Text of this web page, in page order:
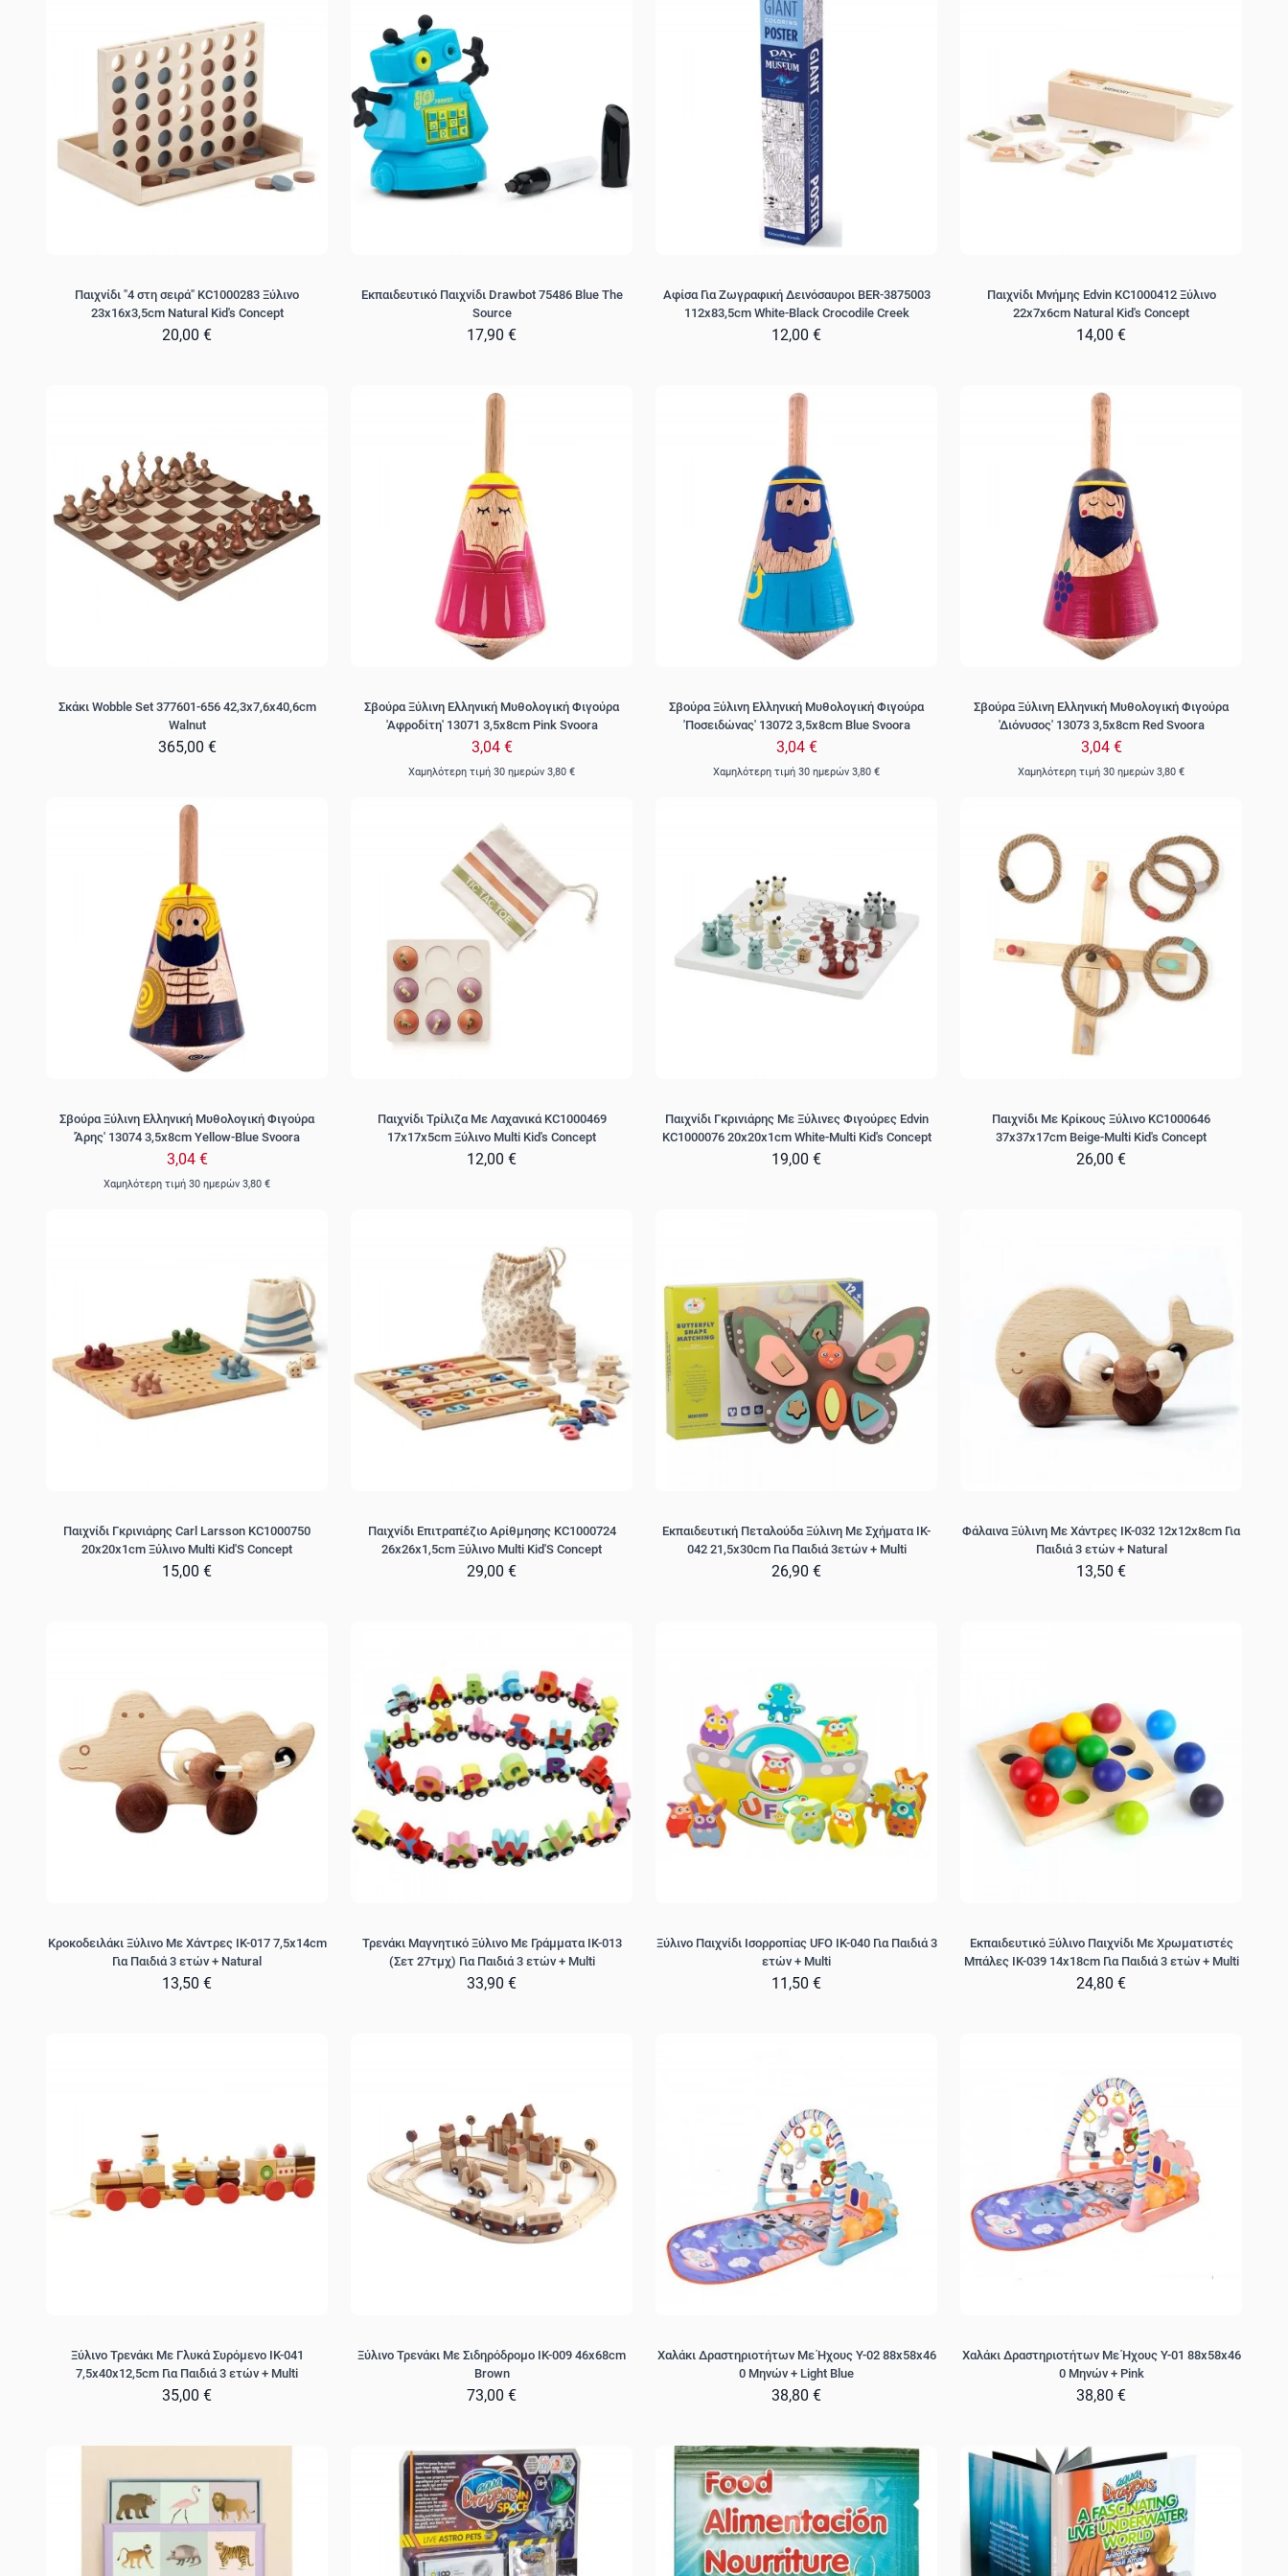
Παιχνίδι "4 στη σειρά" KC1000283 Ξύλινο
23x16x3,5cm Natural Kid's Concept
20,00 €
Εκπαιδευτικό Παιχνίδι Drawbot 75486 Blue The
Source
17,90 €
Αφίσα Για Ζωγραφική Δεινόσαυροι BER-3875003
112x83,5cm White-Black Crocodile Creek
12,00 €
Παιχνίδι Μνήμης Edvin KC1000412 Ξύλινο
22x7x6cm Natural Kid's Concept
14,00 €
Σκάκι Wobble Set 377601-656 42,3x7,6x40,6cm
Walnut
365,00 €
Σβούρα Ξύλινη Ελληνική Μυθολογική Φιγούρα
'Αφροδίτη' 13071 3,5x8cm Pink Svoora
3,04 €
Χαμηλότερη τιμή 30 ημερών 3,80 €
Σβούρα Ξύλινη Ελληνική Μυθολογική Φιγούρα
'Ποσειδώνας' 13072 3,5x8cm Blue Svoora
3,04 €
Χαμηλότερη τιμή 30 ημερών 3,80 €
Σβούρα Ξύλινη Ελληνική Μυθολογική Φιγούρα
'Διόνυσος' 13073 3,5x8cm Red Svoora
3,04 €
Χαμηλότερη τιμή 30 ημερών 3,80 €
Σβούρα Ξύλινη Ελληνική Μυθολογική Φιγούρα
'Άρης' 13074 3,5x8cm Yellow-Blue Svoora
3,04 €
Χαμηλότερη τιμή 30 ημερών 3,80 €
Παιχνίδι Τρίλιζα Με Λαχανικά KC1000469
17x17x5cm Ξύλινο Multi Kid's Concept
12,00 €
Παιχνίδι Γκρινιάρης Με Ξύλινες Φιγούρες Edvin
KC1000076 20x20x1cm White-Multi Kid's Concept
19,00 €
Παιχνίδι Με Κρίκους Ξύλινο KC1000646
37x37x17cm Beige-Multi Kid's Concept
26,00 €
Παιχνίδι Γκρινιάρης Carl Larsson KC1000750
20x20x1cm Ξύλινο Multi Kid'S Concept
15,00 €
Παιχνίδι Επιτραπέζιο Αρίθμησης KC1000724
26x26x1,5cm Ξύλινο Multi Kid'S Concept
29,00 €
Εκπαιδευτική Πεταλούδα Ξύλινη Με Σχήματα IK-
042 21,5x30cm Για Παιδιά 3ετών + Multi
26,90 €
Φάλαινα Ξύλινη Με Χάντρες IK-032 12x12x8cm Για
Παιδιά 3 ετών + Natural
13,50 €
Κροκοδειλάκι Ξύλινο Με Χάντρες IK-017 7,5x14cm
Για Παιδιά 3 ετών + Natural
13,50 €
Τρενάκι Μαγνητικό Ξύλινο Με Γράμματα IK-013
(Σετ 27τμχ) Για Παιδιά 3 ετών + Multi
33,90 €
Ξύλινο Παιχνίδι Ισορροπίας UFO IK-040 Για Παιδιά 3
ετών + Multi
11,50 €
Εκπαιδευτικό Ξύλινο Παιχνίδι Με Χρωματιστές
Μπάλες IK-039 14x18cm Για Παιδιά 3 ετών + Multi
24,80 €
Ξύλινο Τρενάκι Με Γλυκά Συρόμενο IK-041
7,5x40x12,5cm Για Παιδιά 3 ετών + Multi
35,00 €
Ξύλινο Τρενάκι Με Σιδηρόδρομο IK-009 46x68cm
Brown
73,00 €
Χαλάκι Δραστηριοτήτων Με Ήχους Y-02 88x58x46
0 Μηνών + Light Blue
38,80 €
Χαλάκι Δραστηριοτήτων Με Ήχους Y-01 88x58x46
0 Μηνών + Pink
38,80 €